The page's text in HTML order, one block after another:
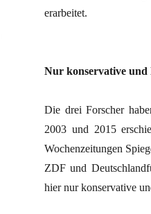
erarbeitet.
Nur konservative und
Die drei Forscher
2003 und 2015
Wochenzeitungen
ZDF und
hier nur konservative